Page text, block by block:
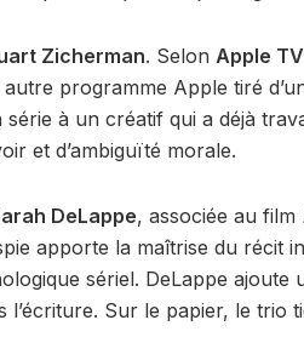
Zicherman. Selon Apple
autre programme Apple tiré
à un créatif qui a déjà
et d’ambiguïté morale.
DeLappe, associée au film
apporte la maîtrise du récit
sériel. DeLappe ajoute
Sur le papier, le trio